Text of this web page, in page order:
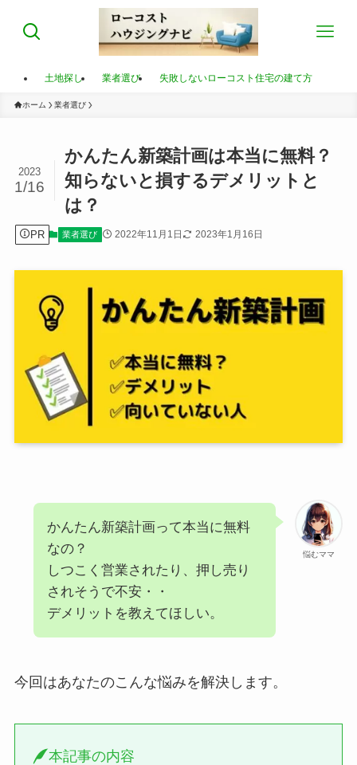
土地探し 業者選び 失敗しないローコスト住宅の建て方
ホーム 業者選び
かんたん新築計画は本当に無料？
知らないと損するデメリットと
は？
2023
1/16
PR 業者選び 2022年11月1日 2023年1月16日
悩むママ
かんたん新築計画って本当に無料
なの？
しつこく営業されたり、押し売り
されそうで不安・・
デメリットを教えてほしい。
今回はあなたのこんな悩みを解決します。
本記事の内容